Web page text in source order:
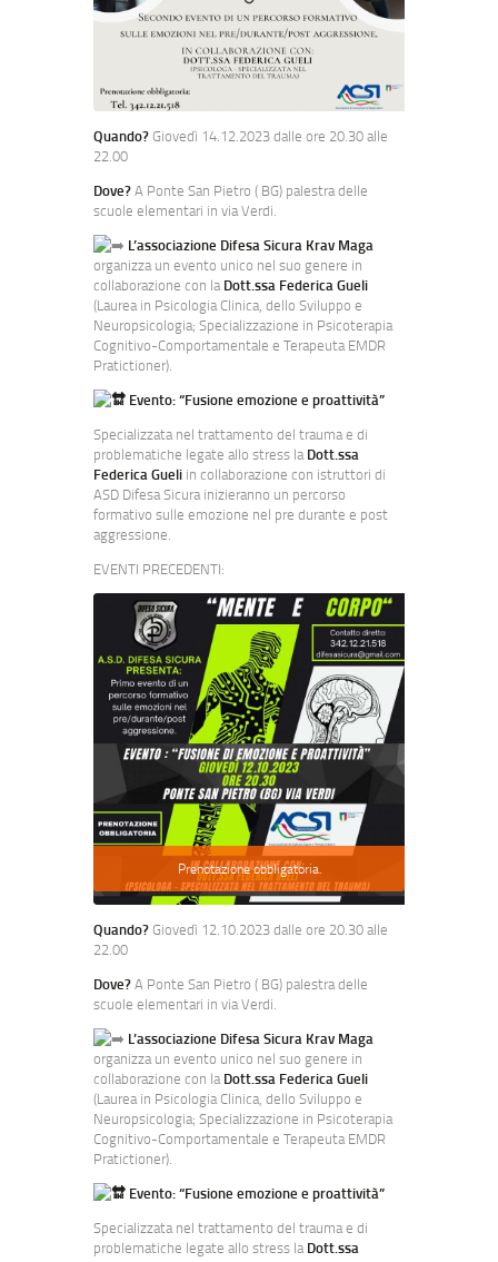
Quando?Giovedì 14.12.2023 dalle ore 20.30 alle
22.00
Dove?A Ponte San Pietro ( BG) palestra delle
scuole elementari in via Verdi.
L’associazione Difesa Sicura Krav Maga
organizza un evento unico nel suo genere in
collaborazione con laDott.ssa Federica Gueli
(Laurea in Psicologia Clinica, dello Sviluppo e
Neuropsicologia; Specializzazione in Psicoterapia
Cognitivo-Comportamentale e Terapeuta EMDR
Pratictioner).
Evento: “Fusione emozione e proattività”
Specializzata nel trattamento del trauma e di
problematiche legate allo stress laDott.ssa
Federica Gueli in collaborazione con istruttori di
ASD Difesa Sicura inizieranno un percorso
formativo sulle emozione nel pre durante e post
aggressione.
EVENTI PRECEDENTI:
Prenotazione obbligatoria.
Quando?Giovedì 12.10.2023 dalle ore 20.30 alle
22.00
Dove?A Ponte San Pietro ( BG) palestra delle
scuole elementari in via Verdi.
L’associazione Difesa Sicura Krav Maga
organizza un evento unico nel suo genere in
collaborazione con laDott.ssa Federica Gueli
(Laurea in Psicologia Clinica, dello Sviluppo e
Neuropsicologia; Specializzazione in Psicoterapia
Cognitivo-Comportamentale e Terapeuta EMDR
Pratictioner).
Evento: “Fusione emozione e proattività”
Specializzata nel trattamento del trauma e di
problematiche legate allo stress laDott.ssa